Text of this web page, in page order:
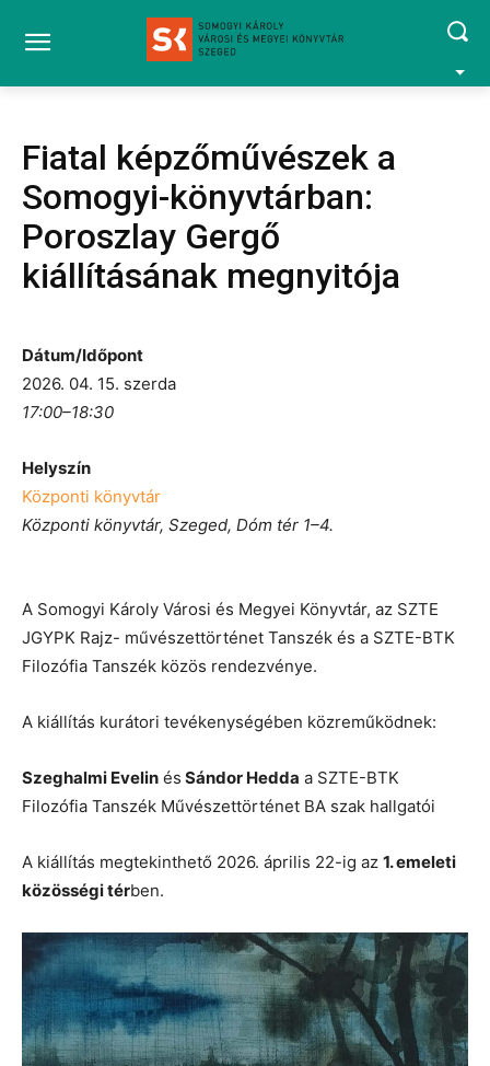
Fiatal képzőművészek a
Somogyi-könyvtárban:
Poroszlay Gergő
kiállításának megnyitója
Dátum/Időpont
2026. 04. 15. szerda
17:00–18:30
Helyszín
Központi könyvtár
Központi könyvtár, Szeged, Dóm tér 1–4.
A Somogyi Károly Városi és Megyei Könyvtár, az SZTE
JGYPK Rajz- művészettörténet Tanszék és a SZTE-BTK
Filozófia Tanszék közös rendezvénye.
A kiállítás kurátori tevékenységében közreműködnek:
Szeghalmi Evelin és Sándor Hedda a SZTE-BTK
Filozófia Tanszék Művészettörténet BA szak hallgatói
A kiállítás megtekinthető 2026. április 22-ig az 1. emeleti
közösségi térben.